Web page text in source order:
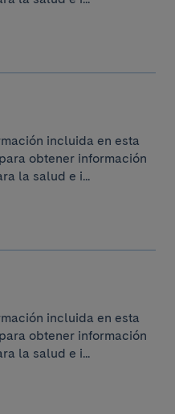
incluida en esta
obtener información
la salud e i...
incluida en esta
obtener información
la salud e i...